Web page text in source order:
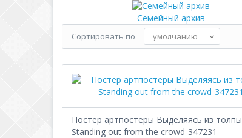
Семейный архив
Сортировать по
Постер артпостеры Выделяясь из толпы
Standing out from the crowd-347231